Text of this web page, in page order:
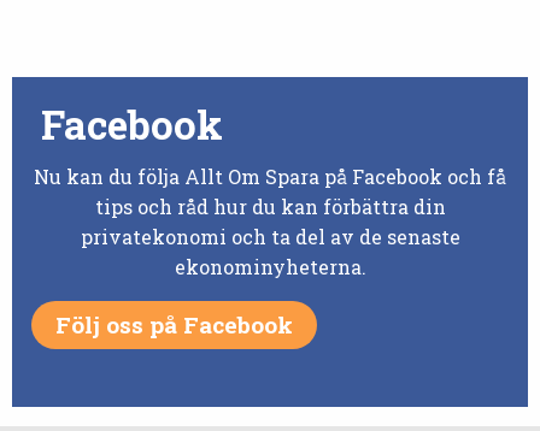
Facebook
Nu kan du följa Allt Om Spara på Facebook och få
tips och råd hur du kan förbättra din
privatekonomi och ta del av de senaste
ekonominyheterna.
Följ oss på Facebook